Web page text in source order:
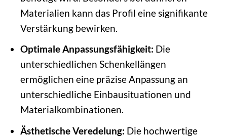
Materialien kann das Profil eine signifikante
Verstärkung bewirken.
Optimale Anpassungsfähigkeit: Die
unterschiedlichen Schenkellängen
ermöglichen eine präzise Anpassung an
unterschiedliche Einbausituationen und
Materialkombinationen.
Ästhetische Veredelung: Die hochwertige